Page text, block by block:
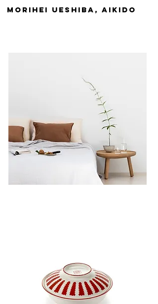
Morihei ueshiba, aikido